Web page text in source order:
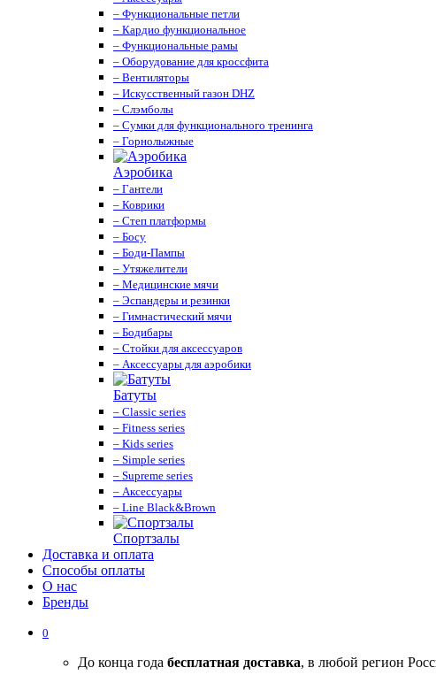
– Функциональные петли
– Кардио функциональное
– Функциональные рамы
– Оборудование для кроссфита
– Вентиляторы
– Искусственный газон DHZ
– Слэмболы
– Сумки для функционального тренинга
– Горнолыжные
Аэробика
– Гантели
– Коврики
– Степ платформы
– Босу
– Боди-Пампы
– Утяжелители
– Медицинские мячи
– Эспандеры и резинки
– Гимнастический мячи
– Бодибары
– Стойки для аксессуаров
– Аксессуары для аэробики
Батуты
– Classic series
– Fitness series
– Kids series
– Simple series
– Supreme series
– Аксессуары
– Line Black&Brown
Спортзалы
Доставка и оплата
Способы оплаты
О нас
Бренды
0
До конца года бесплатная доставка, в любой регион